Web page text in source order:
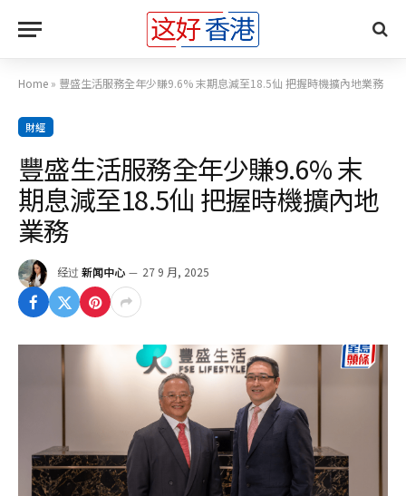
Home » 豐盛生活服務全年少賺9.6% 末期息減至18.5仙 把握時機擴內地業務
財經
豐盛生活服務全年少賺9.6% 末
期息減至18.5仙 把握時機擴內地
業務
经过 新闻中心 27 9 月, 2025